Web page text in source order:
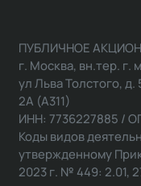
ПУБЛИЧНОЕ
г. Москва, вн.тер. г.
ул Льва Толстого,
2А (А311)
ИНН: 7736227885 /
Коды видов
утвержденному
2023 г. № 449: 2.01,